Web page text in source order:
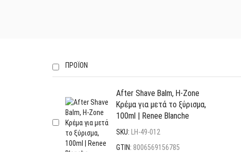
ΠΡΟΪΌΝ
After Shave Balm, H-Zone
Κρέμα για μετά το ξύρισμα,
100ml | Renee Blanche
SKU: LH-49-012
GTIN: 8006569156785